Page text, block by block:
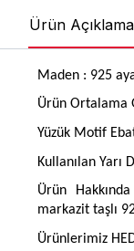
Ürün
Maden : 925
Ürün Ortalama
Yüzük Motif
Kullanılan Yarı
Ürün
markazit taşlı
Ürünlerimiz